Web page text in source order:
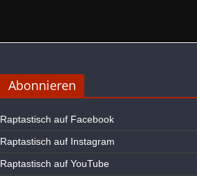
Abonnieren
Raptastisch auf Facebook
Raptastisch auf Instagram
Raptastisch auf YouTube